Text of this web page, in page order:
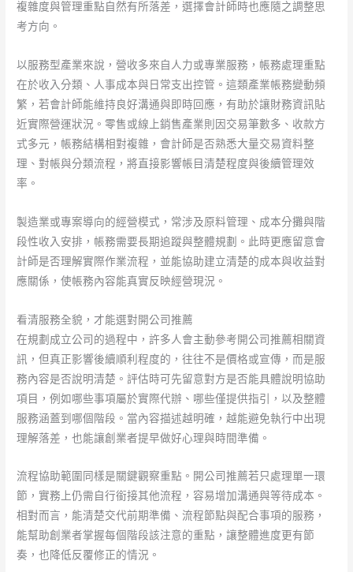
複雜度與管理重點自然有所落差，選擇會計師時也應隨之調整思
考方向。
以服務型產業來說，營收多來自人力或專業服務，帳務處理重點
在於收入分類、人事成本與日常支出控管。這類產業帳務變動頻
繁，若會計師能維持良好溝通與即時回應，有助於讓財務資訊貼
近實際營運狀況。零售或線上銷售產業則因交易筆數多、收款方
式多元，帳務結構相對複雜，會計師是否熟悉大量交易資料整
理、對帳與分類流程，將直接影響帳目清楚程度與後續管理效
率。
製造業或專案導向的經營模式，常涉及原料管理、成本分攤與階
段性收入安排，帳務需要長期追蹤與整體規劃。此時更應留意會
計師是否理解實際作業流程，並能協助建立清楚的成本與收益對
應關係，使帳務內容能真實反映經營現況。
看清服務全貌，才能選對開公司推薦
在規劃成立公司的過程中，許多人會主動參考開公司推薦相關資
訊，但真正影響後續順利程度的，往往不是價格或宣傳，而是服
務內容是否說明清楚。評估時可先留意對方是否能具體說明協助
項目，例如哪些事項屬於實際代辦、哪些僅提供指引，以及整體
服務涵蓋到哪個階段。當內容描述越明確，越能避免執行中出現
理解落差，也能讓創業者提早做好心理與時間準備。
流程協助範圍同樣是關鍵觀察重點。開公司推薦若只處理單一環
節，實務上仍需自行銜接其他流程，容易增加溝通與等待成本。
相對而言，能清楚交代前期準備、流程節點與配合事項的服務，
能幫助創業者掌握每個階段該注意的重點，讓整體進度更有節
奏，也降低反覆修正的情況。